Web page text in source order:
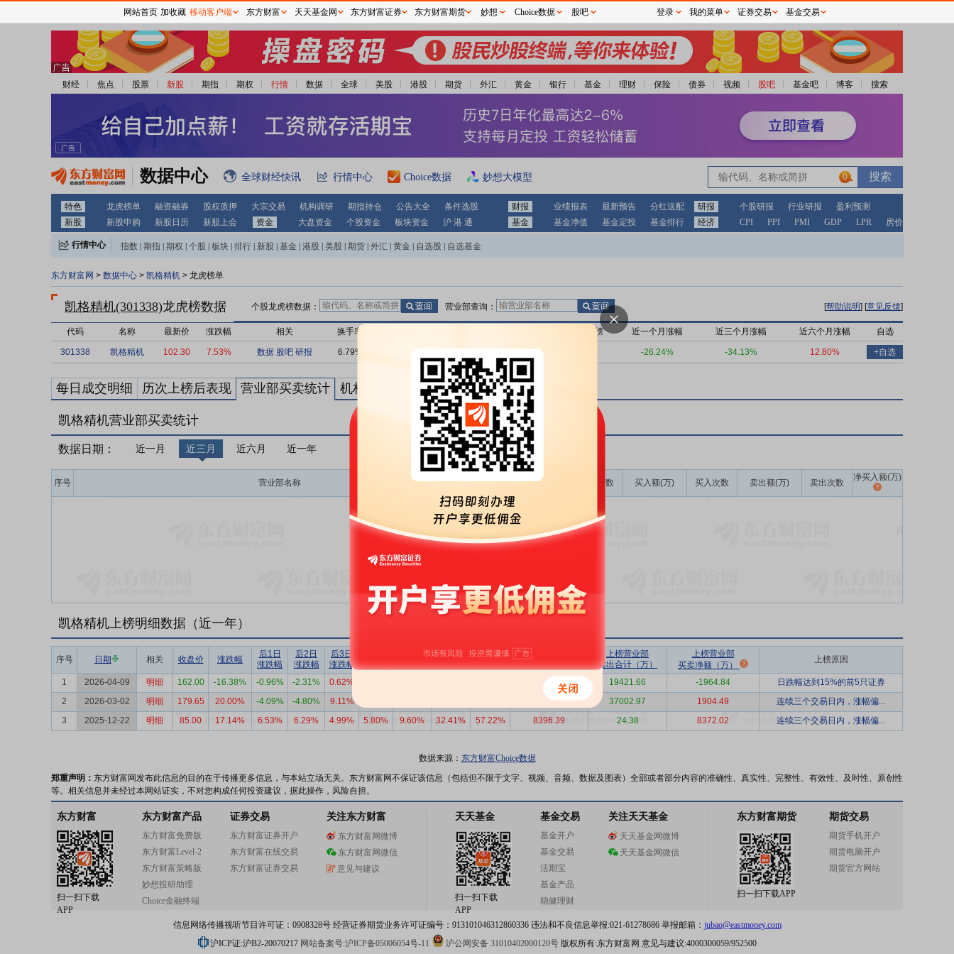
财经 焦点 股票 新股 期指 期权 行情 数据 全球 美股 港股 期货 外汇 黄金 银行 基金 理财 保险 债券 视频 股吧 基金吧 博客 搜索
数据中心 全球财经快讯 行情中心 Choice数据 妙想大模型 0
特色 龙虎榜单 融资融券 股权质押 大宗交易 机构调研 期指持仓 公告大全 条件选股 财报 业绩报表 最新预告 分红送配 研报 个股研报 行业研报
盈利预测
新股
新股申购 新股日历 新股上会 资金 大盘资金 个股资金 板块资金 沪 港 通 基金 基金净值 基金定投 基金排行 经济 CPI PPI PMI GDP LPR 房价
行情中心 指数 期指 期权 个股 板块 排行 新股 基金 港股 美股 期货 外汇 黄金 自选股 自选基金
东方财富网 > 数据中心 > 凯格精机 > 龙虎榜单
凯格精机(301338)龙虎榜数据 个股龙虎榜数据： 营业部查询： [帮助说明] [意见反馈]
代码 名称 最新价 涨跌幅 相关 换手率 近6月上榜 近一个月涨幅 近三个月涨幅 近六个月涨幅 自选
301338 凯格精机 102.30 7.53% 数据 股吧 研报 6.79% -26.24% -34.13% 12.80% +自选
每日成交明细 历次上榜后表现 营业部买卖统计 机构买卖统计 最新公告
凯格精机营业部买卖统计
数据日期： 近一月 近三月 近六月 近一年
序号 营业部名称 龙虎榜成交金额(万) 上榜次数 买入额(万) 买入次数 卖出额(万) 卖出次数
净买入额(万)
暂无数据
凯格精机上榜明细数据（近一年）
序号 日期 相关 收盘价 涨跌幅
后1日
涨跌幅
后2日
涨跌幅
后3日
涨跌幅
涨跌幅
后10日
涨跌幅
后20日
涨跌幅
后30日
涨跌幅
上榜营业部
买入合计（万）
上榜营业部
卖出合计（万）
上榜营业部
买卖净额（万）
上榜原因
1 2026-04-09 明细 162.00 -16.38% -0.96% -2.31% 0.62% 1.75万 19421.66 -1964.84
日跌幅达到15%的前5只证券
2
2026-03-02 明细 179.65 20.00% -4.09% -4.80% 9.11% 3.89万 37002.97 1904.49
连续三个交易日内，涨幅偏...
3
2025-12-22 明细 85.00 17.14% 6.53% 6.29% 4.99% 5.80% 9.60% 32.41% 57.22% 8396.39 24.38 8372.02 连续三个交易日内，涨幅偏...
数据来源： 东方财富Choice数据
郑重声明： 东方财富网发布此信息的目的在于传播更多信息，与本站立场无关。东方财富网不保证该信息（包括但不限于文字、视频、音频、数据及图表）全部或者部分内容的准确性、真实性、完整性、有效性、及时性、原创性
等。相关信息并未经过本网站证实，不对您构成任何投资建议，据此操作，风险自担。
网站首页 加收藏 移动客户端 东方财富 天天基金网 东方财富证券 东方财富期货 妙想 Choice数据 股吧 登录 我的菜单 证券交易 基金交易